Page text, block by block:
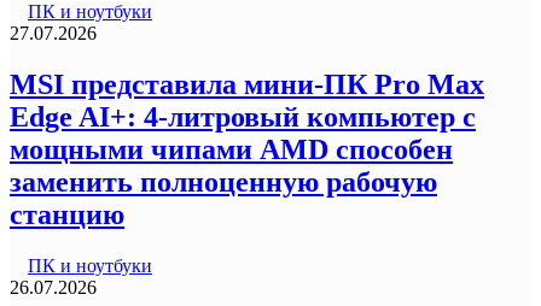
ПК и ноутбуки
27.07.2026
MSI представила мини-ПК Pro Max
Edge AI+: 4-литровый компьютер с
мощными чипами AMD способен
заменить полноценную рабочую
станцию
ПК и ноутбуки
26.07.2026